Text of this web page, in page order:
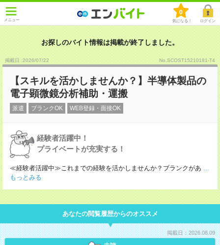
メニュー
0
気になる！ ログイン
お探しのバイト情報は掲載が終了しました。
掲載日 :2026/07/22 No.SCOST15210181-T4
【スキルを活かしませんか？】半導体製品の
電子顕微鏡分析補助・運搬
派遣 ブランクOK WEB登録・面接OK
経験者活躍中！
プライベートが充実する！
≪経験者活躍中≫これまでの経験を活かしませんか？ブランクがあ ...
もっとみる
あなたの閲覧履歴からのオススメ
掲載日：2026.08.09